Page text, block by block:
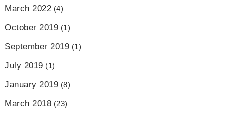
March 2022 (4)
October 2019 (1)
September 2019 (1)
July 2019 (1)
January 2019 (8)
March 2018 (23)